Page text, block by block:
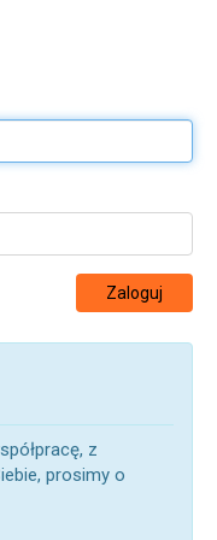
Zaloguj
z
prosimy o